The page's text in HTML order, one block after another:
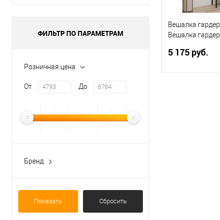
ФИЛЬТР ПО ПАРАМЕТРАМ
Розничная цена
От До
Бренд
Показать Сбросить
Вешалка
Вешалка
5 175 руб.